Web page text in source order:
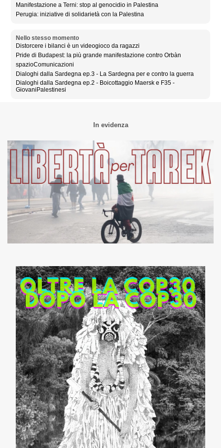
Manifestazione a Terni: stop al genocidio in Palestina
Perugia: iniziative di solidarietà con la Palestina
Nello stesso momento
Distorcere i bilanci è un videogioco da ragazzi
Pride di Budapest: la più grande manifestazione contro Orbàn
spazioComunicazioni
Dialoghi dalla Sardegna ep.3 - La Sardegna per e contro la guerra
Dialoghi dalla Sardegna ep.2 - Boicottaggio Maersk e F35 -
GiovaniPalestinesi
In evidenza